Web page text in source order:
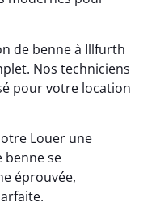
de benne à Illfurth
Nos techniciens
pour votre location
Louer une
benne se
éprouvée,